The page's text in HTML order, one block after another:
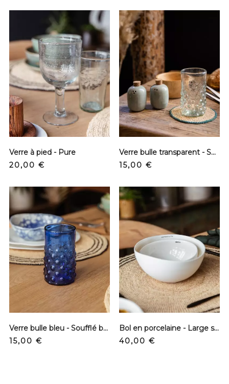
Verre à pied - Pure
Precio
20,00 €
Verre bulle transparent - Soufflé bouche
Precio
15,00 €
Verre bulle bleu - Soufflé bouche
Precio
15,00 €
Bol en porcelaine - Large sérigraphié
Precio
40,00 €